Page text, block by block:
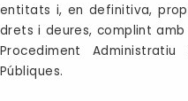
entitats i, en definitiva,
drets i deures, complint amb
Procediment
Públiques.